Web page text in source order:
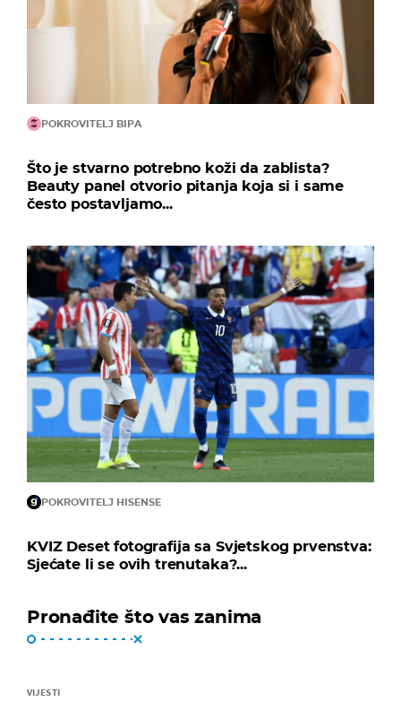
POKROVITELJ BIPA
Što je stvarno potrebno koži da zablista?
Beauty panel otvorio pitanja koja si i same
često postavljamo...
POKROVITELJ HISENSE
KVIZ Deset fotografija sa Svjetskog prvenstva:
Sjećate li se ovih trenutaka?...
Pronađite što vas zanima
VIJESTI